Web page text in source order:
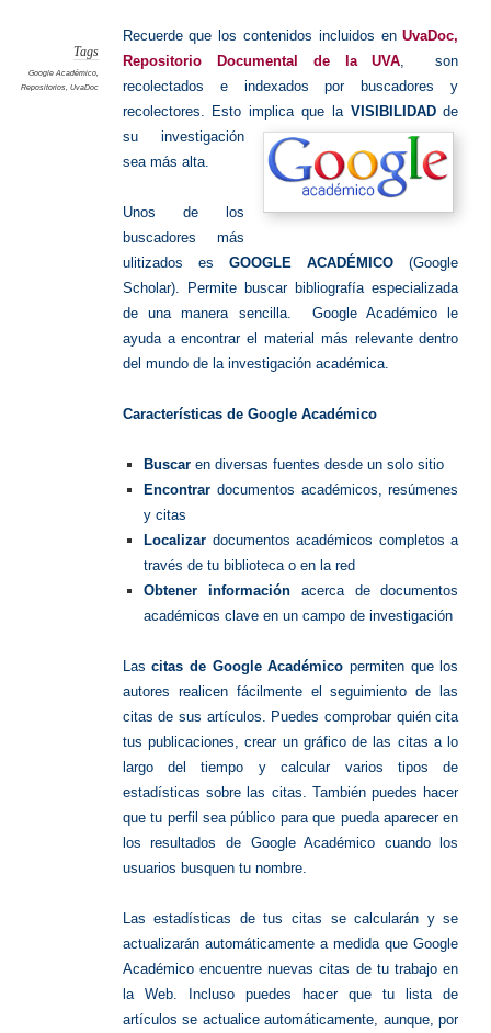
Tags
Google Académico,
Repositorios, UvaDoc
Recuerde que los contenidos incluidos enUvaDoc,
Repositorio Documental de la UVA, son
recolectados e indexados por buscadores y
recolectores. Esto implica que la VISIBILIDADde
su investigación
sea más alta.
Unos de los
buscadores más
ulitizados esGOOGLE ACADÉMICO (Google
Scholar). Permite buscar bibliografía especializada
de una manera sencilla. Google Académico le
ayuda a encontrar el material más relevante dentro
del mundo de la investigación académica.
Características de Google Académico
Buscar en diversas fuentes desde un solo sitio
Encontrar documentos académicos, resúmenes
y citas
Localizar documentos académicos completos a
través de tu biblioteca o en la red
Obtener información acerca de documentos
académicos clave en un campo de investigación
Lascitas de Google Académico permiten que los
autores realicen fácilmente el seguimiento de las
citas de sus artículos. Puedes comprobar quién cita
tus publicaciones, crear un gráfico de las citas a lo
largo del tiempo y calcular varios tipos de
estadísticas sobre las citas. También puedes hacer
que tu perfil sea público para que pueda aparecer en
los resultados de Google Académico cuando los
usuarios busquen tu nombre.
Las estadísticas de tus citas se calcularán y se
actualizarán automáticamente a medida que Google
Académico encuentre nuevas citas de tu trabajo en
la Web. Incluso puedes hacer que tu lista de
artículos se actualice automáticamente, aunque, por